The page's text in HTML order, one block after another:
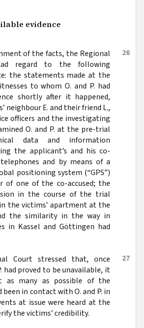
evidence
26
of the facts, the Regional
regard to the following
the statements made at the
to whom O. and P. had
shortly after it happened,
neighbour E. and their friend L.,
officers and the investigating
O. and P. at the pre-trial
data and information
the applicant’s and his co-
telephones and by means of a
positioning system (“GPS”)
of one of the co-accused; the
in the course of the trial
the victims’ apartment at the
the similarity in the way in
in Kassel and Göttingen had
27
Court stressed that, once
had proved to be unavailable, it
as many as possible of the
been in contact with O. and P. in
at issue were heard at the
the victims’ credibility.